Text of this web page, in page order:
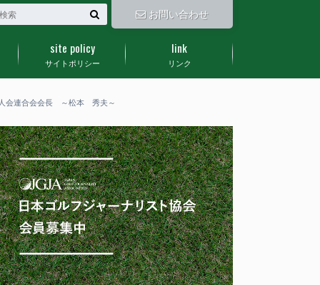
お問い合わせ
サイトポリシー
site policy
リンク
link
人会連合会会長 ～松本 秀夫～